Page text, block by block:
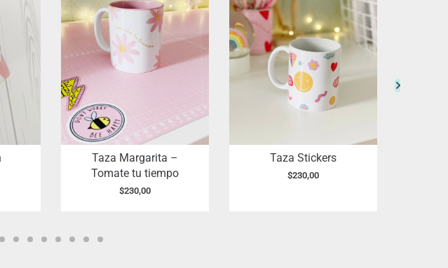
Taza Margarita –
Tomate tu tiempo
$230,00
Taza Stickers
$230,00